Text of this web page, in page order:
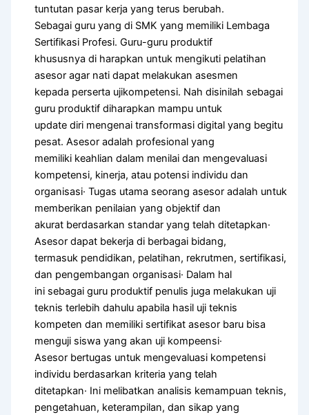
tuntutan pasar kerja yang terus berubah.
Sebagai guru yang di SMK yang memiliki Lembaga
Sertifikasi Profesi. Guru-guru produktif
khususnya di harapkan untuk mengikuti pelatihan
asesor agar nati dapat melakukan asesmen
kepada perserta ujikompetensi. Nah disinilah sebagai
guru produktif diharapkan mampu untuk
update diri mengenai transformasi digital yang begitu
pesat. Asesor adalah profesional yang
memiliki keahlian dalam menilai dan mengevaluasi
kompetensi, kinerja, atau potensi individu dan
organisasi· Tugas utama seorang asesor adalah untuk
memberikan penilaian yang objektif dan
akurat berdasarkan standar yang telah ditetapkan·
Asesor dapat bekerja di berbagai bidang,
termasuk pendidikan, pelatihan, rekrutmen, sertifikasi,
dan pengembangan organisasi· Dalam hal
ini sebagai guru produktif penulis juga melakukan uji
teknis terlebih dahulu apabila hasil uji teknis
kompeten dan memiliki sertifikat asesor baru bisa
menguji siswa yang akan uji kompeensi·
Asesor bertugas untuk mengevaluasi kompetensi
individu berdasarkan kriteria yang telah
ditetapkan· Ini melibatkan analisis kemampuan teknis,
pengetahuan, keterampilan, dan sikap yang